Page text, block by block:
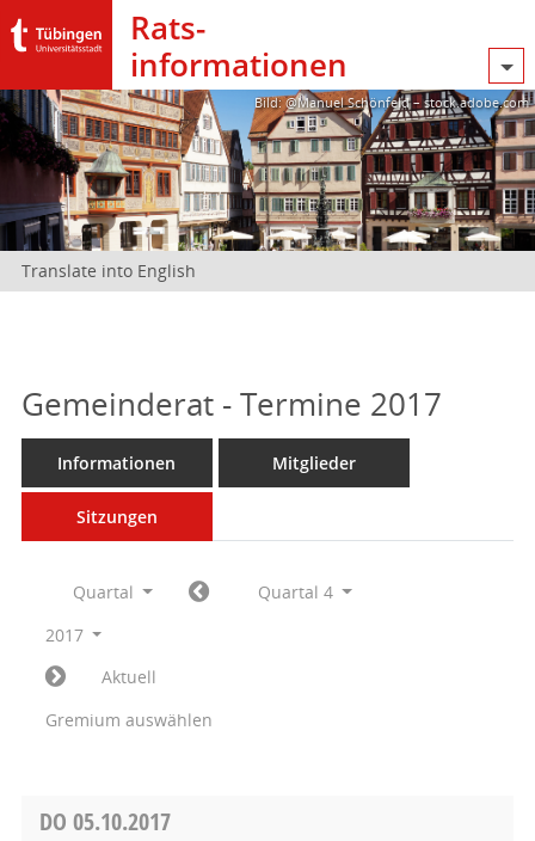
Rats­
informationen
Bild: @Manuel Schönfeld – stock.adobe.com
Translate into English
Gemeinderat - Termine 2017
Informationen Mitglieder
Sitzungen
Quartal
Quartal 4
2017
Aktuell
Gremium auswählen
DO 05.10.2017